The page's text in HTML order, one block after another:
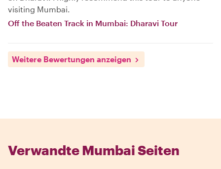
visiting Mumbai.
Off the Beaten Track in Mumbai: Dharavi Tour
Weitere Bewertungen anzeigen
Verwandte Mumbai Seiten